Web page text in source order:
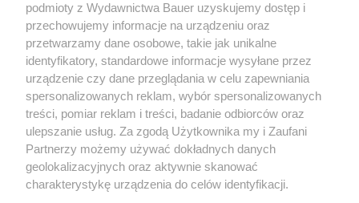
PREMIERY
podmioty z Wydawnictwa Bauer uzyskujemy dostęp i
przechowujemy informacje na urządzeniu oraz
przetwarzamy dane osobowe, takie jak unikalne
identyfikatory, standardowe informacje wysyłane przez
urządzenie czy dane przeglądania w celu zapewniania
spersonalizowanych reklam, wybór spersonalizowanych
treści, pomiar reklam i treści, badanie odbiorców oraz
ulepszanie usług. Za zgodą Użytkownika my i Zaufani
Partnerzy możemy używać dokładnych danych
geolokalizacyjnych oraz aktywnie skanować
charakterystykę urządzenia do celów identyfikacji.